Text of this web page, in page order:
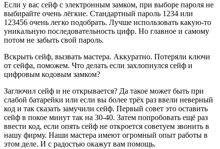
Если у вас сейф с электронным замком, при выборе пароля не
выбирайте очень лёгкие. Стандартный пароль 1234 или
123456 очень легко подобрать. Лучше использовать какую-то
уникальную последовательность цифр. Но главное и самому
потом не забыть свой пароль.
Вскрыть сейф, вызвать мастера. Аккуратно. Потеряли ключи
от сейфа, поможем. Что делать если захлопнулся сейф и
цифровым кодовым замком?
Заглючил сейф и не открывается? Да такое может быть при
слабой батарейки или если вы более трёх раз ввели неверный
код и так сказать замучили сейф. Первый совет это оставить
сейф в покое минут так на 30-40. Затем попробовать ещё раз
ввести код, если опять сейф не откроется советуем звонить в
нашу фирму. Наши мастера имеют огромный опыт работы в
этом деле. И с радостью окажут вам помощь.